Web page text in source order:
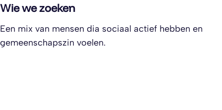
Wie we zoeken
Een mix van mensen dia sociaal actief hebben en
gemeenschapszin voelen.